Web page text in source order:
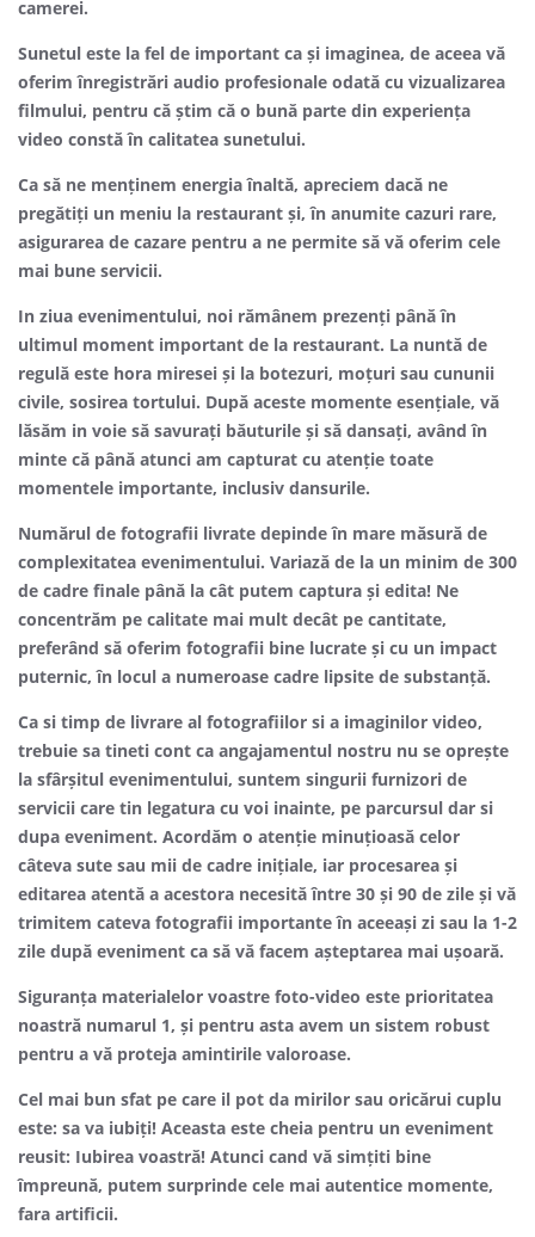
camerei.
Sunetul este la fel de important ca și imaginea, de aceea vă
oferim înregistrări audio profesionale odată cu vizualizarea
filmului, pentru că știm că o bună parte din experiența
video constă în calitatea sunetului.
Ca să ne menținem energia înaltă, apreciem dacă ne
pregătiți un meniu la restaurant și, în anumite cazuri rare,
asigurarea de cazare pentru a ne permite să vă oferim cele
mai bune servicii.
In ziua evenimentului, noi rămânem prezenți până în
ultimul moment important de la restaurant. La nuntă de
regulă este hora miresei și la botezuri, moțuri sau cununii
civile, sosirea tortului. După aceste momente esențiale, vă
lăsăm in voie să savurați băuturile și să dansați, având în
minte că până atunci am capturat cu atenție toate
momentele importante, inclusiv dansurile.
Numărul de fotografii livrate depinde în mare măsură de
complexitatea evenimentului. Variază de la un minim de 300
de cadre finale până la cât putem captura și edita! Ne
concentrăm pe calitate mai mult decât pe cantitate,
preferând să oferim fotografii bine lucrate și cu un impact
puternic, în locul a numeroase cadre lipsite de substanță.
Ca si timp de livrare al fotografiilor si a imaginilor video,
trebuie sa tineti cont ca angajamentul nostru nu se oprește
la sfârșitul evenimentului, suntem singurii furnizori de
servicii care tin legatura cu voi inainte, pe parcursul dar si
dupa eveniment. Acordăm o atenție minuțioasă celor
câteva sute sau mii de cadre inițiale, iar procesarea și
editarea atentă a acestora necesită între 30 și 90 de zile și vă
trimitem cateva fotografii importante în aceeași zi sau la 1-2
zile după eveniment ca să vă facem așteptarea mai ușoară.
Siguranța materialelor voastre foto-video este prioritatea
noastră numarul 1, și pentru asta avem un sistem robust
pentru a vă proteja amintirile valoroase.
Cel mai bun sfat pe care il pot da mirilor sau oricărui cuplu
este: sa va iubiți! Aceasta este cheia pentru un eveniment
reusit: Iubirea voastră! Atunci cand vă simțiti bine
împreună, putem surprinde cele mai autentice momente,
fara artificii.